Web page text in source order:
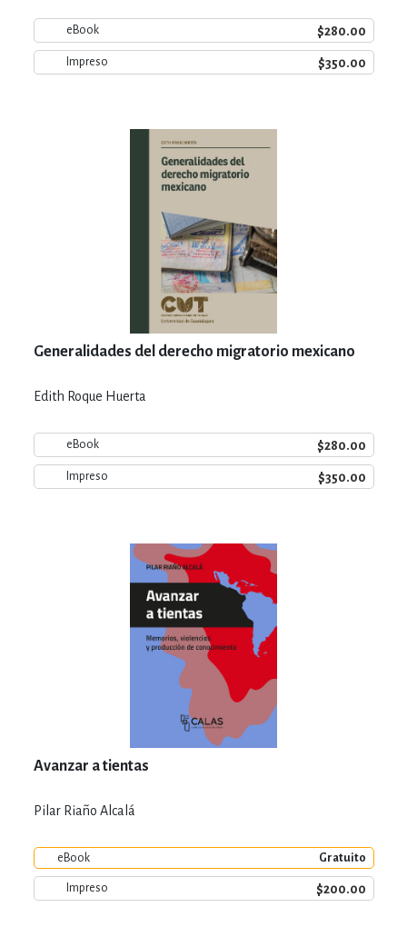
eBook $280.00
Impreso $350.00
Generalidades del derecho migratorio mexicano
Edith Roque Huerta
eBook $280.00
Impreso $350.00
Avanzar a tientas
Pilar Riaño Alcalá
eBook Gratuito
Impreso $200.00